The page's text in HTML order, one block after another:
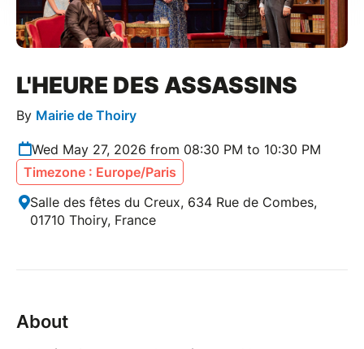
L'HEURE DES ASSASSINS
By Mairie de Thoiry
Wed May 27, 2026 from 08:30 PM to 10:30 PM
Timezone : Europe/Paris
Salle des fêtes du Creux, 634 Rue de Combes,
01710 Thoiry, France
About